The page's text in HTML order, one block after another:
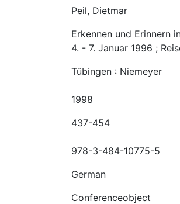
Peil, Dietmar
Erkennen und Erinnern
4. - 7. Januar 1996 ;
Tübingen : Niemeyer
1998
437-454
978-3-484-10775-5
German
Conferenceobject